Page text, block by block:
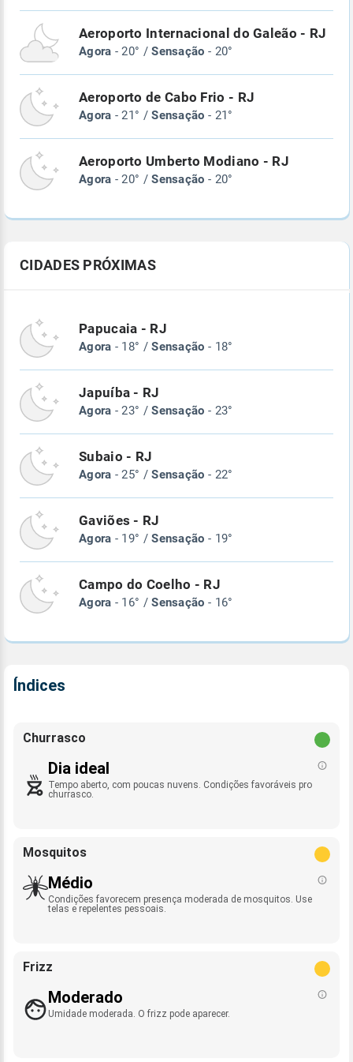
Aeroporto Internacional do Galeão - RJ
Agora - 20° /Sensação - 20°
Aeroporto de Cabo Frio - RJ
Agora - 21° /Sensação - 21°
Aeroporto Umberto Modiano - RJ
Agora - 20° /Sensação - 20°
CIDADES PRÓXIMAS
Papucaia - RJ
Agora - 18° /Sensação - 18°
Japuíba - RJ
Agora - 23° /Sensação - 23°
Subaio - RJ
Agora - 25° /Sensação - 22°
Gaviões - RJ
Agora - 19° /Sensação - 19°
Campo do Coelho - RJ
Agora - 16° /Sensação - 16°
Índices
Churrasco
Dia ideal
Tempo aberto, com poucas nuvens. Condições favoráveis pro
churrasco.
Mosquitos
Médio
Condições favorecem presença moderada de mosquitos. Use
telas e repelentes pessoais.
Frizz
Moderado
Umidade moderada. O frizz pode aparecer.